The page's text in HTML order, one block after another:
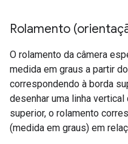
Rolamento
O rolamento da câmera
medida em graus a partir
correspondendo à borda
desenhar uma linha
superior, o rolamento
(medida em graus) em